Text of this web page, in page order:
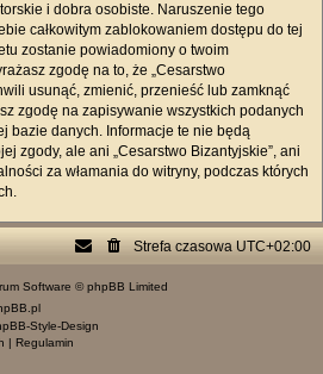
i dobra osobiste. Naruszenie tego
całkowitym zablokowaniem dostępu do tej
zostanie powiadomiony o twoim
zgodę na to, że „Cesarstwo
usunąć, zmienić, przenieść lub zamknąć
zgodę na zapisywanie wszystkich podanych
bazie danych. Informacje te nie będą
zgody, ale ani „Cesarstwo Bizantyjskie”, ani
za włamania do witryny, podczas których
Strefa czasowa UTC+02:00
Software © phpBB Limited
Style-Design
Regulamin